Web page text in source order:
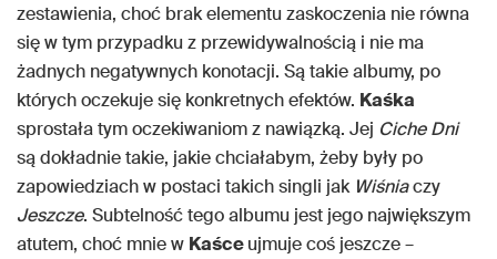
zestawienia, choć brak elementu zaskoczenia nie równa
się w tym przypadku z przewidywalnością i nie ma
żadnych negatywnych konotacji. Są takie albumy, po
których oczekuje się konkretnych efektów. Kaśka
sprostała tym oczekiwaniom z nawiązką. Jej Ciche Dni
są dokładnie takie, jakie chciałabym, żeby były po
zapowiedziach w postaci takich singli jak Wiśniaczy
Jeszcze. Subtelność tego albumu jest jego największym
atutem, choć mnie w Kaśceujmuje coś jeszcze –